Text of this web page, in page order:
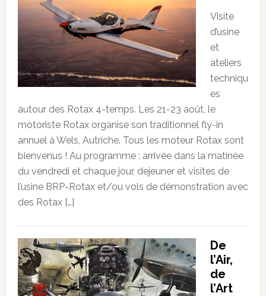
Visite
d’usine
et
ateliers
techniqu
es
autour des Rotax 4-temps. Les 21-23 août, le
motoriste Rotax organise son traditionnel fly-in
annuel à Wels, Autriche. Tous les moteur Rotax sont
bienvenus ! Au programme : arrivée dans la matinée
du vendredi et chaque jour, dejeuner et visites de
l’usine BRP-Rotax et/ou vols de démonstration avec
des Rotax […]
De
l’Air,
de
l’Art